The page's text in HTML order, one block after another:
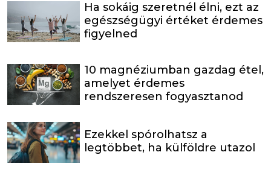
Ha sokáig szeretnél élni, ezt az
egészségügyi értéket érdemes
figyelned
10 magnéziumban gazdag étel,
amelyet érdemes
rendszeresen fogyasztanod
Ezekkel spórolhatsz a
legtöbbet, ha külföldre utazol